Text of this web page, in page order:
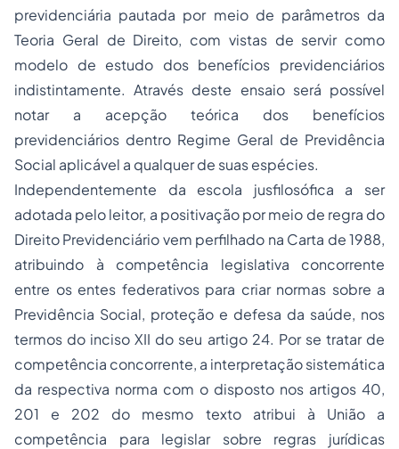
previdenciária pautada por meio de parâmetros da
Teoria Geral de Direito, com vistas de servir como
modelo de estudo dos benefícios previdenciários
indistintamente. Através deste ensaio será possível
notar a acepção teórica dos benefícios
previdenciários dentro Regime Geral de Previdência
Social aplicável a qualquer de suas espécies.
Independentemente da escola jusfilosófica a ser
adotada pelo leitor, a positivação por meio de regra do
Direito Previdenciário vem perfilhado na Carta de 1988,
atribuindo à competência legislativa concorrente
entre os entes federativospara criar normas sobre a
Previdência Social, proteção e defesa da saúde, nos
termos do inciso XII do seu artigo 24. Por se tratar de
competência concorrente, a interpretação sistemática
da respectiva norma com o disposto nos artigos 40,
201 e 202 do mesmo texto atribui à União a
competência para legislar sobre regras jurídicas